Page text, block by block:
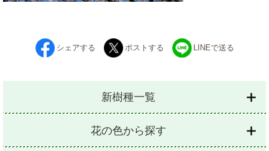
シェアする ポストする LINEで送る
新樹種一覧
花の色から探す